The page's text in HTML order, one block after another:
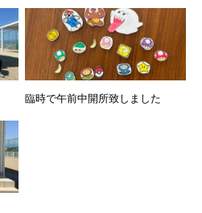
臨時で午前中開所致しました